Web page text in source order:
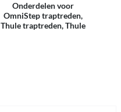
Onderdelen voor
OmniStep traptreden,
Thule traptreden, Thule